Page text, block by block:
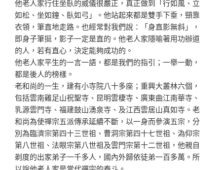
他老人家行住坐臥的威儀很嚴正，真正做到「行如風、立
如松、坐如鐘、臥如弓」。他站起來都是雙手下垂，頸靠
衣領 ，筆直地走路。也經常對我們說：「身直影無斜」，
即身子筆挺，影子一定是直的。他老人家隱喻著用功辦道
的人，若有直心，決定能夠成功的。
他老人家平生的一言一語，都是我們的指引；一舉一動，
都是後人的榜樣。
老和尚的一生，建有小寺院八十多座；重興大叢林六個 ，
包括雲南雞足山祝聖寺、昆明雲棲寺、廣東曲江南華寺、
乳源雲門寺、福建鼓山湧泉寺、及江西雲居山真如寺。老
和尚為使禪宗五派傳承延續不斷，以一身而參演五宗，分
別為臨濟宗第四十三世祖、曹洞宗第四十七世祖、溈仰宗
第八世祖、法眼宗第八世祖及雲門宗第十二世祖，他親自
剃度的出家弟子一千多人，國內外歸依徒弟一百多萬。所